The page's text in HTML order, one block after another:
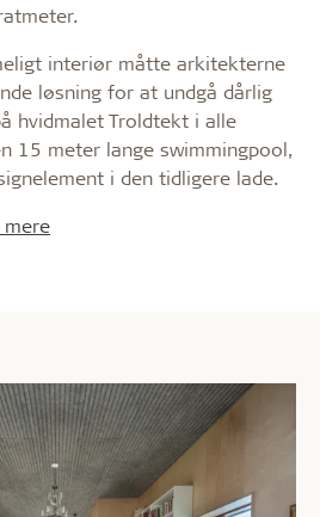
interiør måtte arkitekterne
løsning for at undgå dårlig
hvidmalet Troldtekt i alle
15 meter lange swimmingpool,
i den tidligere lade.